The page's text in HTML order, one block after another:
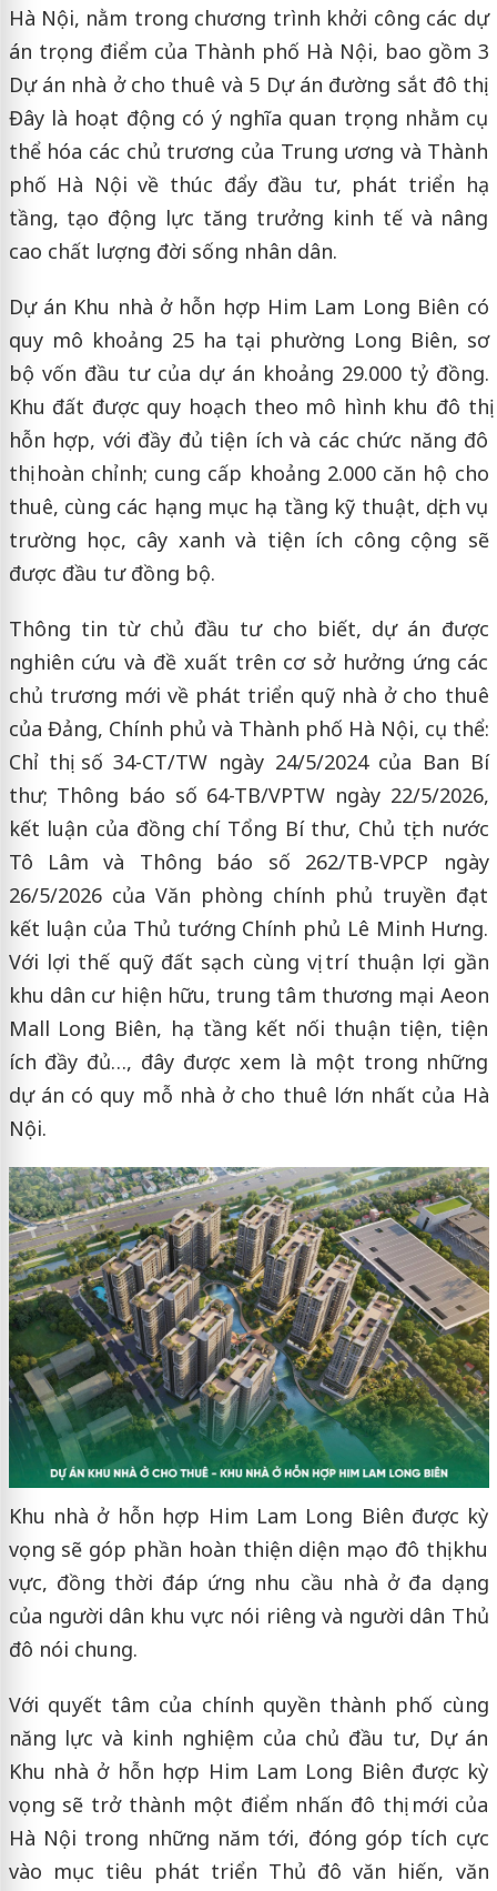
Hà Nội, nằm trong chương trình khởi công các dự
án trọng điểm của Thành phố Hà Nội, bao gồm 3
Dự án nhà ở cho thuê và 5 Dự án đường sắt đô thị.
Đây là hoạt động có ý nghĩa quan trọng nhằm cụ
thể hóa các chủ trương của Trung ương và Thành
phố Hà Nội về thúc đẩy đầu tư, phát triển hạ
tầng, tạo động lực tăng trưởng kinh tế và nâng
cao chất lượng đời sống nhân dân.
Dự án Khu nhà ở hỗn hợp Him Lam Long Biên có
quy mô khoảng 25 ha tại phường Long Biên, sơ
bộ vốn đầu tư của dự án khoảng 29.000 tỷ đồng.
Khu đất được quy hoạch theo mô hình khu đô thị
hỗn hợp, với đầy đủ tiện ích và các chức năng đô
thị hoàn chỉnh; cung cấp khoảng 2.000 căn hộ cho
thuê, cùng các hạng mục hạ tầng kỹ thuật, dịch vụ
trường học, cây xanh và tiện ích công cộng sẽ
được đầu tư đồng bộ.
Thông tin từ chủ đầu tư cho biết, dự án được
nghiên cứu và đề xuất trên cơ sở hưởng ứng các
chủ trương mới về phát triển quỹ nhà ở cho thuê
của Đảng, Chính phủ và Thành phố Hà Nội, cụ thể:
Chỉ thị số 34-CT/TW ngày 24/5/2024 của Ban Bí
thư; Thông báo số 64-TB/VPTW ngày 22/5/2026,
kết luận của đồng chí Tổng Bí thư, Chủ tịch nước
Tô Lâm và Thông báo số 262/TB-VPCP ngày
26/5/2026 của Văn phòng chính phủ truyền đạt
kết luận của Thủ tướng Chính phủ Lê Minh Hưng.
Với lợi thế quỹ đất sạch cùng vị trí thuận lợi gần
khu dân cư hiện hữu, trung tâm thương mại Aeon
Mall Long Biên, hạ tầng kết nối thuận tiện, tiện
ích đầy đủ…, đây được xem là một trong những
dự án có quy mỗ nhà ở cho thuê lớn nhất của Hà
Nội.
Khu nhà ở hỗn hợp Him Lam Long Biên được kỳ
vọng sẽ góp phần hoàn thiện diện mạo đô thị khu
vực, đồng thời đáp ứng nhu cầu nhà ở đa dạng
của người dân khu vực nói riêng và người dân Thủ
đô nói chung.
Với quyết tâm của chính quyền thành phố cùng
năng lực và kinh nghiệm của chủ đầu tư, Dự án
Khu nhà ở hỗn hợp Him Lam Long Biên được kỳ
vọng sẽ trở thành một điểm nhấn đô thị mới của
Hà Nội trong những năm tới, đóng góp tích cực
vào mục tiêu phát triển Thủ đô văn hiến, văn